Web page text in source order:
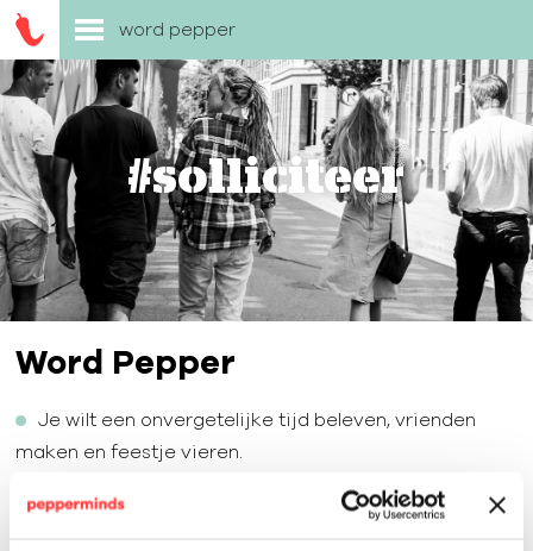
word pepper
#solliciteer
Word Pepper
Je wilt een onvergetelijke tijd beleven, vrienden
maken en feestje vieren.
Je wilt in het nu leven, maar ook werken aan je